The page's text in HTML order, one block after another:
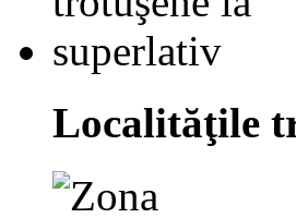
Localităţile